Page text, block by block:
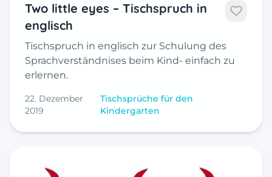
Two little eyes – Tischspruch in
englisch
Tischspruch in englisch zur Schulung des
Sprachverständnises beim Kind- einfach zu
erlernen.
22. Dezember
2019
Tischsprüche für den
Kindergarten